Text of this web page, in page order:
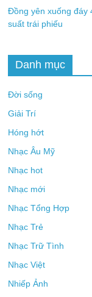
Đồng yên xuống đáy
suất trái phiếu
Danh mục
Đời sống
Giải Trí
Hóng hớt
Nhạc Âu Mỹ
Nhạc hot
Nhạc mới
Nhạc Tổng Hợp
Nhạc Trẻ
Nhạc Trữ Tình
Nhạc Việt
Nhiếp Ảnh